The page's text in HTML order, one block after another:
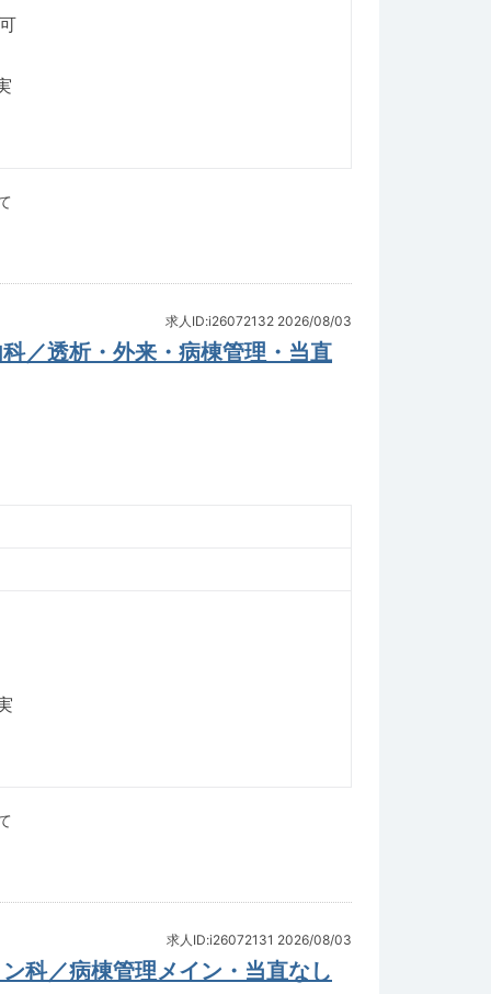
求人ID:i26072132 2026/08/03
／透析・外来・病棟管理・当直
求人ID:i26072131 2026/08/03
科／病棟管理メイン・当直なし